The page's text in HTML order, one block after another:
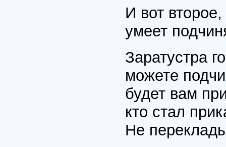
И вот
умеет
Заратустра
можете
будет вам
кто стал
Не